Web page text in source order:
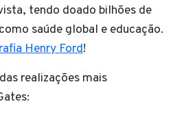
tendo doado bilhões de
saúde global e educação.
Henry Ford!
realizações mais